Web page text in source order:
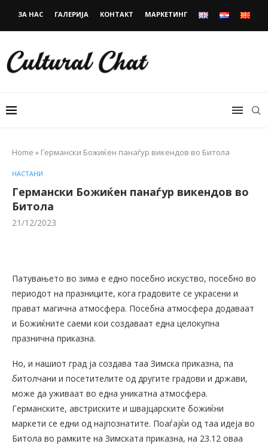
ЗА НАС ГАЛЕРИЈА КОНТАКТ МАРКЕТИНГ
Home » Германски Божиќен панаѓур викендов во Битола
НАСТАНИ
Германски Божиќен панаѓур викендов во
Битола
21/12/2023
Патувањето во зима е едно посебно искуство, посебно во
периодот на празниците, кога градовите се украсени и
прават магична атмосфера. Посебна атмосфера додаваат
и Божиќните саеми кои создаваат една целокупна
празнична приказна.
Но, и нашиот град ја создава таа Зимска приказна, па
битолчани и посетителите од другите градови и држави,
може да уживаат во една уникатна атмосфера.
Германските, австриските и швајцарските божиќни
маркети се едни од најпознатите. Поаѓајќи од таа идеја во
Битола во рамките на Зимската приказна, на 23.12 оваа